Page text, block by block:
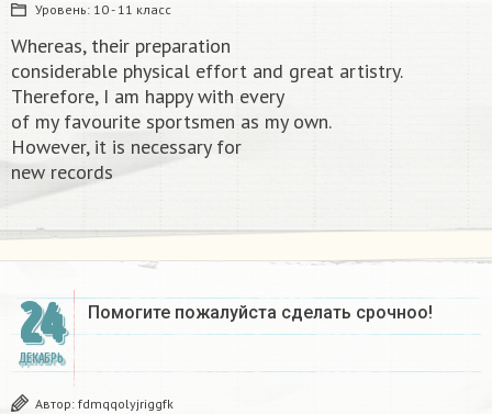
Уровень: 10 - 11 класс
Whereas, their preparation
considerable physical effort and great artistry.
Therefore, I am happy with every
of my favourite sportsmen as my own.
However, it is necessary for
new records​
24
ДЕКАБРЬ
Помогите пожалуйста сделать срочноо! ​
Автор: fdmqqolyjriggfk